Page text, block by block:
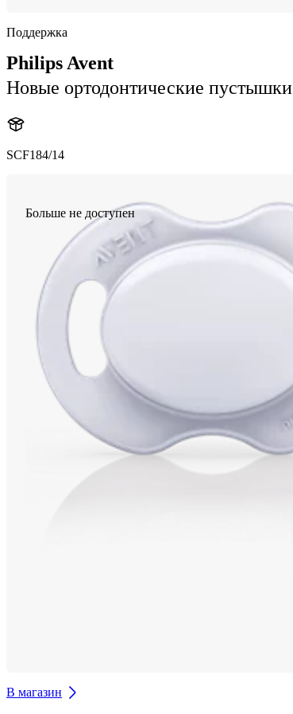
Поддержка
Philips Avent
Новые ортодонтические пустышки
SCF184/14
Больше не доступен
В магазин